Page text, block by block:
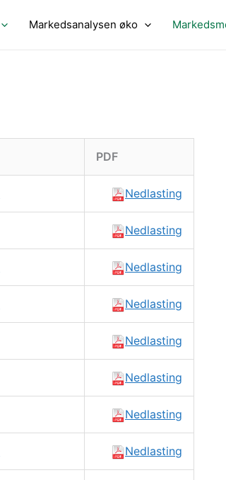
Markedsanalysen øko
PDF
Nedlasting
Nedlasting
Nedlasting
Nedlasting
Nedlasting
Nedlasting
Nedlasting
Nedlasting